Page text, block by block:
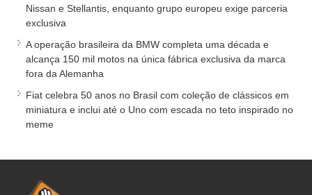
Nissan e Stellantis, enquanto grupo europeu exige parceria
exclusiva
A operação brasileira da BMW completa uma década e
alcança 150 mil motos na única fábrica exclusiva da marca
fora da Alemanha
Fiat celebra 50 anos no Brasil com coleção de clássicos em
miniatura e inclui até o Uno com escada no teto inspirado no
meme